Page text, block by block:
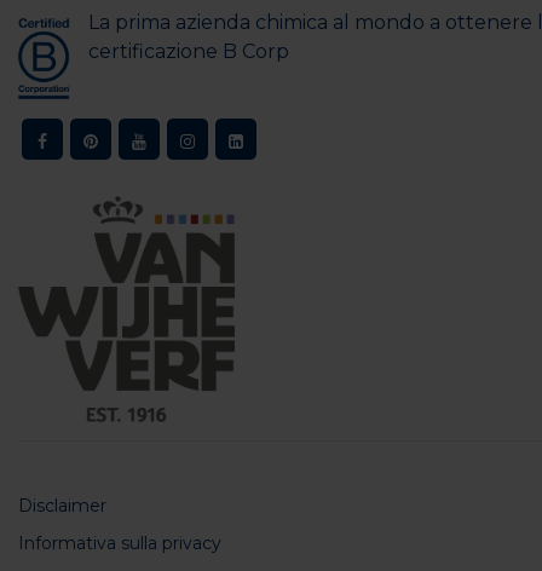
La prima azienda chimica al mondo a ottenere
certificazione B Corp
Disclaimer
Informativa sulla privacy